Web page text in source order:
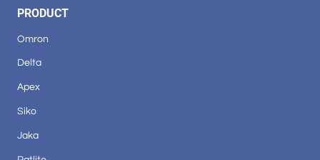
PRODUCT
Omron
Delta
Apex
Siko
Jaka